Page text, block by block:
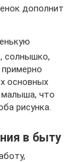
дополнит
солнышко,
основных
малыша, что
рисунка.
в быту